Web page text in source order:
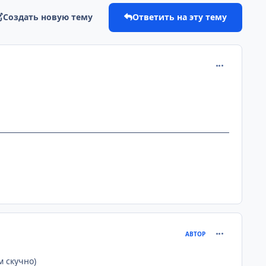
Создать новую тему Ответить на эту тему
АВТОР
скучно)